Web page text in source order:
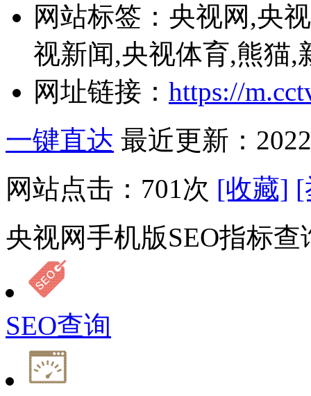
网站标签： 央视网,央
视新闻,央视体育,熊猫,
网址链接： https://
一键直达 最近更新：
网站点击： 701次 [收藏] [
央视网手机版SEO指标查
SEO查询